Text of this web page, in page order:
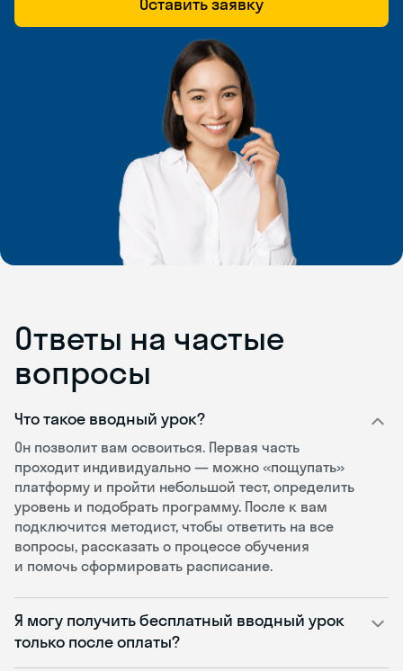
Ответы на частые
вопросы
Что такое вводный урок?
Он позволит вам освоиться. Первая часть
проходит индивидуально — можно «пощупать»
платформу и пройти небольшой тест, определить
уровень и подобрать программу. После к вам
подключится методист, чтобы ответить на все
вопросы, рассказать о процессе обучения
и помочь сформировать расписание.
Я могу получить бесплатный вводный урок
только после оплаты?